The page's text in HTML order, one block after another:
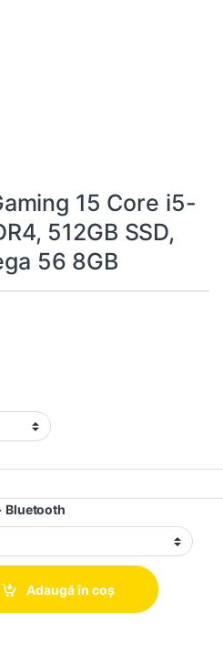
15 Core i5-
512GB SSD,
56 8GB
Bluetooth
i5-9400F, 16GB DDR4, 512GB
Adaugă în coș